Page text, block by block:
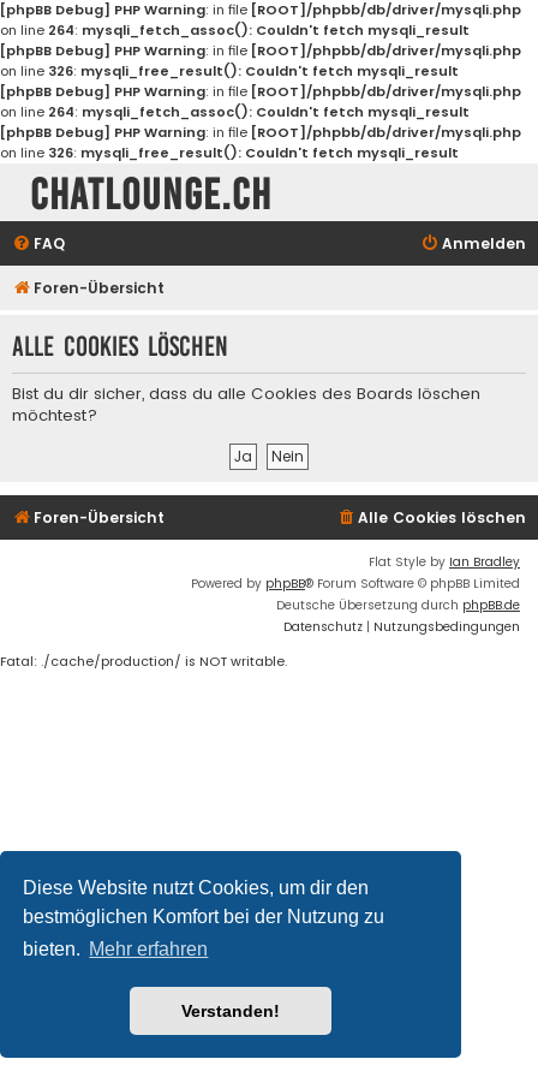
Diese Website nutzt Cookies, um dir den
bestmöglichen Komfort bei der Nutzung zu
bieten. Mehr erfahren
Verstanden!
[phpBB Debug] PHP Warning: in file [ROOT]/phpbb/db/driver/mysqli.php
on line 264: mysqli_fetch_assoc(): Couldn't fetch mysqli_result
[phpBB Debug] PHP Warning: in file [ROOT]/phpbb/db/driver/mysqli.php
on line 326: mysqli_free_result(): Couldn't fetch mysqli_result
[phpBB Debug] PHP Warning: in file [ROOT]/phpbb/db/driver/mysqli.php
on line 264: mysqli_fetch_assoc(): Couldn't fetch mysqli_result
[phpBB Debug] PHP Warning: in file [ROOT]/phpbb/db/driver/mysqli.php
on line 326: mysqli_free_result(): Couldn't fetch mysqli_result
Chatlounge.ch
FAQ Anmelden
Foren-Übersicht
Alle Cookies löschen
Bist du dir sicher, dass du alle Cookies des Boards löschen
möchtest?
Foren-Übersicht Alle Cookies löschen
Flat Style by Ian Bradley
Powered by phpBB® Forum Software © phpBB Limited
Deutsche Übersetzung durch phpBB.de
Datenschutz | Nutzungsbedingungen
Fatal: ./cache/production/ is NOT writable.